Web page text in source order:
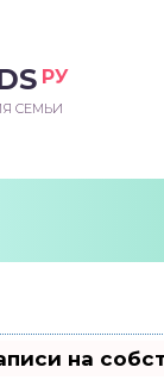
РУ
СЕМЬИ
на